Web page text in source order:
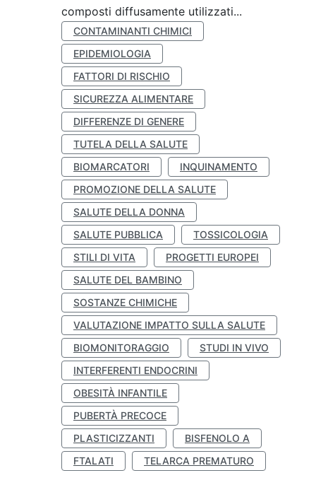
composti diffusamente utilizzati...
CONTAMINANTI CHIMICI
EPIDEMIOLOGIA
FATTORI DI RISCHIO
SICUREZZA ALIMENTARE
DIFFERENZE DI GENERE
TUTELA DELLA SALUTE
BIOMARCATORI
INQUINAMENTO
PROMOZIONE DELLA SALUTE
SALUTE DELLA DONNA
SALUTE PUBBLICA
TOSSICOLOGIA
STILI DI VITA
PROGETTI EUROPEI
SALUTE DEL BAMBINO
SOSTANZE CHIMICHE
VALUTAZIONE IMPATTO SULLA SALUTE
BIOMONITORAGGIO
STUDI IN VIVO
INTERFERENTI ENDOCRINI
OBESITÀ INFANTILE
PUBERTÀ PRECOCE
PLASTICIZZANTI
BISFENOLO A
FTALATI
TELARCA PREMATURO